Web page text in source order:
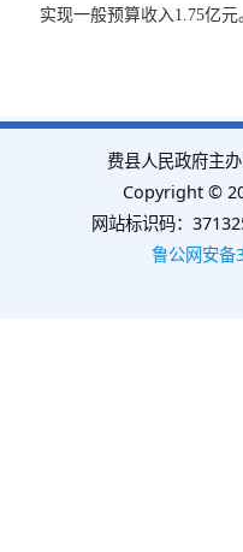
实现一般预算收入1.75亿元
费县人民政府主
Copyright ©
网站标识码：
鲁公网安备